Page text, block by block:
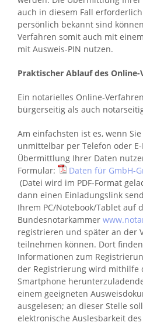
auch in diesem Fall
persönlich bekannt sind
Verfahren somit auch mit
mit Ausweis-PIN nutzen.
Praktischer Ablauf des Online-
Ein notarielles Online-
bürgerseitig als auch
Am einfachsten ist es, wenn
unmittelbar per Telefon oder
Übermittlung Ihrer Daten
Formular:
Daten für GmbH-
(Datei wird im PDF-Format
dann einen Einladungslink
Ihrem PC/Notebook/Tablet
Bundesnotarkammer
registrieren und später an der
teilnehmen können. Dort
Informationen zum
der Registrierung wird mithilfe
Smartphone
einem geeigneten
ausgelesen; an dieser Stelle
elektronische Auslesbarkeit